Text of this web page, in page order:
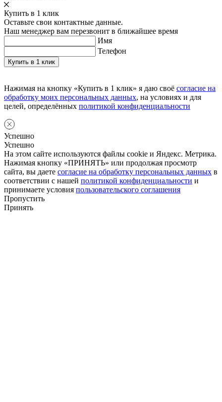
Купить в 1 клик
Оставьте свои контактные данные.
Наш менеджер вам перезвонит в ближайшее время
Имя
Телефон
Нажимая на кнопку «Купить в 1 клик» я даю своё согласие на
обработку моих персональных данных, на условиях и для
целей, определённых политикой конфиденциальности
Успешно
Успешно
На этом сайте используются файлы cookie и Яндекс. Метрика.
Нажимая кнопку «ПРИНЯТЬ» или продолжая просмотр
сайта, вы даете согласие на обработку персональных данных в
соответствии с нашей политикой конфиденциальности и
принимаете условия пользовательского соглашения
Пропустить
Принять